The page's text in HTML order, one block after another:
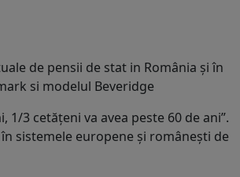
de pensii de stat in România și în
si modelul Beveridge
1/3 cetățeni va avea peste 60 de ani”.
în sistemele europene și românești de